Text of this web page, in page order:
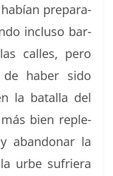
habían prepara­
inclu­so bar­
calles, pero
de haber sido
la batal­la del
bien reple­
aban­donar la
urbe sufriera